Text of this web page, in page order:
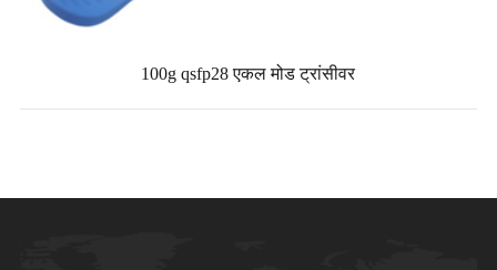
100g qsfp28 एकल मोड ट्रांसीवर